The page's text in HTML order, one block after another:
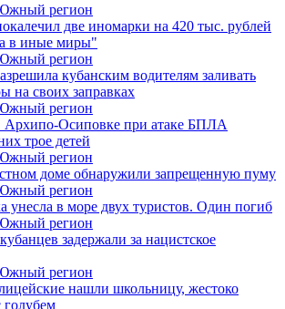
регион
две иномарки на 420 тыс. рублей
в иные миры"
регион
кубанским водителям заливать
на своих заправках
регион
Архипо-Осиповке при атаке БПЛА
трое детей
регион
доме обнаружили запрещенную пуму
регион
унесла в море двух туристов. Один погиб
регион
задержали за нацистское
регион
нашли школьницу, жестоко